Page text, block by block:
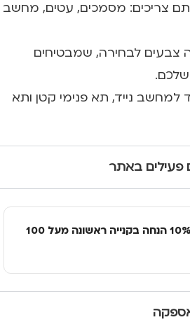
צריכים: מסמכים, עטים, מחשב
צבעים לבחירה, שמבטיחים
נייד, תא פנימי קטן ותא
פעילים באתר
ללקוחות חדשים! 10% הנחה בקנייה ראשונה מעל 100